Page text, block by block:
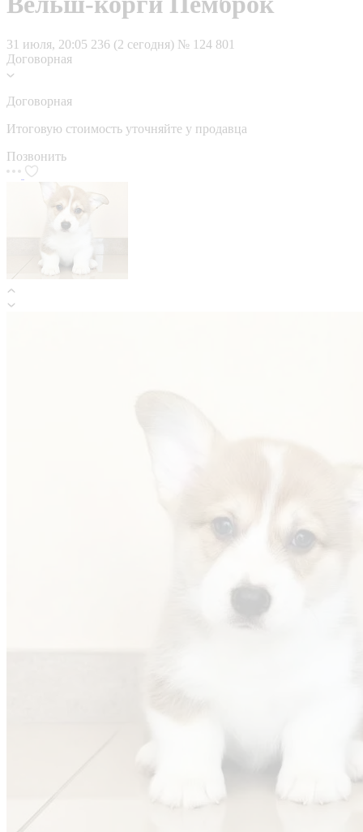
31 июля, 20:05 236 (2 сегодня) № 124 801
Договорная
Договорная
Итоговую стоимость уточняйте у продавца
Позвонить